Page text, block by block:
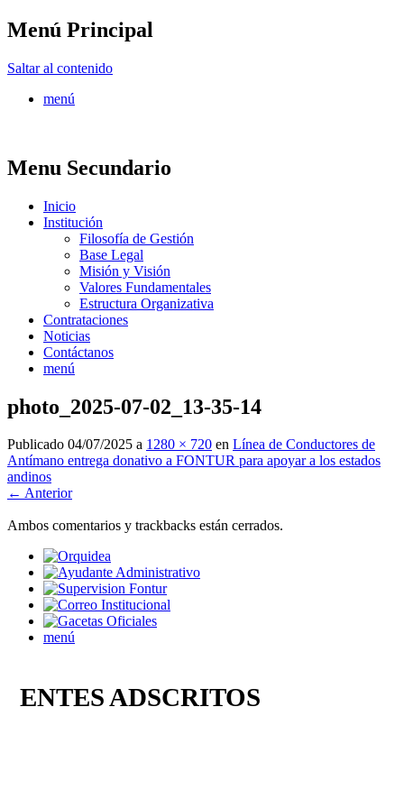
Menú Principal
Saltar al contenido
menú
Menu Secundario
Inicio
Institución
Filosofía de Gestión
Base Legal
Misión y Visión
Valores Fundamentales
Estructura Organizativa
Contrataciones
Noticias
Contáctanos
menú
photo_2025-07-02_13-35-14
Publicado 04/07/2025 a 1280 × 720 en Línea de Conductores de
Antímano entrega donativo a FONTUR para apoyar a los estados
andinos
← Anterior
Ambos comentarios y trackbacks están cerrados.
menú
ENTES ADSCRITOS